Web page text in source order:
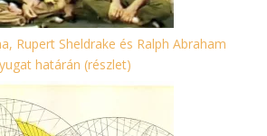
Rupert Sheldrake és Ralph Abraham
határán (részlet)